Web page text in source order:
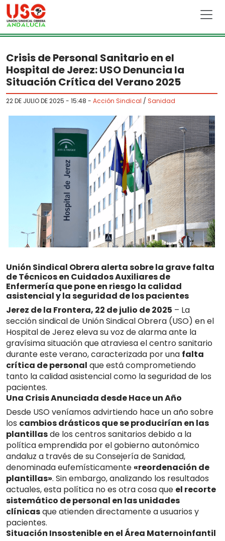
Skip to main content
Crisis de Personal Sanitario en el
Hospital de Jerez: USO Denuncia la
Situación Crítica del Verano 2025
22 DE JULIO DE 2025 - 15:48 - Acción Sindical / Sanidad
Unión Sindical Obrera alerta sobre la grave falta
de Técnicos en Cuidados Auxiliares de
Enfermería que pone en riesgo la calidad
asistencial y la seguridad de los pacientes
Jerez de la Frontera, 22 de julio de 2025 – La
sección sindical de Unión Sindical Obrera (USO) en el
Hospital de Jerez eleva su voz de alarma ante la
gravísima situación que atraviesa el centro sanitario
durante este verano, caracterizada por una falta
crítica de personal que está comprometiendo
tanto la calidad asistencial como la seguridad de los
pacientes.
Una Crisis Anunciada desde Hace un Año
Desde USO veníamos advirtiendo hace un año sobre
los cambios drásticos que se producirían en las
plantillasde los centros sanitarios debido a la
política emprendida por el gobierno autonómico
andaluz a través de su Consejería de Sanidad,
denominada eufemísticamente «reordenación de
plantillas». Sin embargo, analizando los resultados
actuales, esta política no es otra cosa que el recorte
sistemático de personal en las unidades
clínicasque atienden directamente a usuarios y
pacientes.
Situación Insostenible en el Área Maternoinfantil